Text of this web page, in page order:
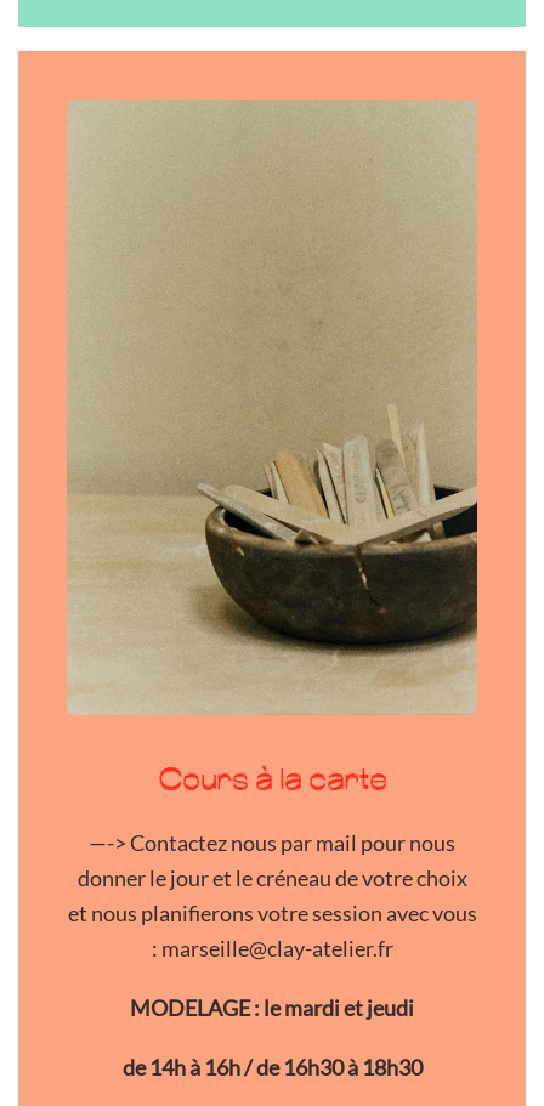
Cours à la carte
—-> Contactez nous par mail pour nous
donner le jour et le créneau de votre choix
et nous planifierons votre session avec vous
: marseille@clay-atelier.fr
MODELAGE : le mardi et jeudi
de 14h à 16h / de 16h30 à 18h30